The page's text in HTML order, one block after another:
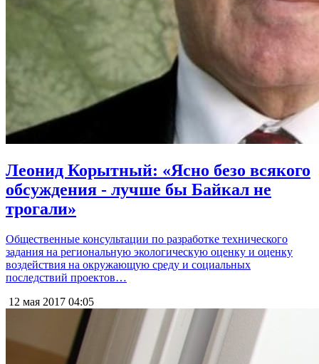
Леонид Корытный: «Ясно безо всякого
обсуждения - лучше бы Байкал не
трогали»
Общественные консультации по разработке технического
задания на региональную экологическую оценку и оценку
воздействия на окружающую среду и социальных
последствий проектов…
12 мая 2017 04:05